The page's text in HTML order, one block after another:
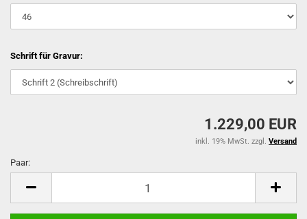
Schrift für Gravur:
1.229,00 EUR
inkl. 19% MwSt. zzgl. Versand
Paar: